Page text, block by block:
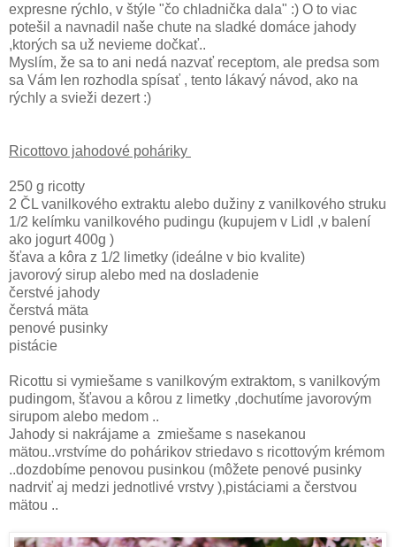
expresne rýchlo, v štýle "čo chladnička dala" :) O to viac
potešil a navnadil naše chute na sladké domáce jahody
,ktorých sa už nevieme dočkať..
Myslím, že sa to ani nedá nazvať receptom, ale predsa som
sa Vám len rozhodla spísať , tento lákavý návod, ako na
rýchly a svieži dezert :)
Ricottovo jahodové poháriky
250 g ricotty
2 ČL vanilkového extraktu alebo dužiny z vanilkového struku
1/2 kelímku vanilkového pudingu (kupujem v Lidl ,v balení
ako jogurt 400g )
šťava a kôra z 1/2 limetky (ideálne v bio kvalite)
javorový sirup alebo med na dosladenie
čerstvé jahody
čerstvá mäta
penové pusinky
pistácie
Ricottu si vymiešame s vanilkovým extraktom, s vanilkovým
pudingom, šťavou a kôrou z limetky ,dochutíme javorovým
sirupom alebo medom ..
Jahody si nakrájame a zmiešame s nasekanou
mätou..vrstvíme do pohárikov striedavo s ricottovým krémom
..dozdobíme penovou pusinkou (môžete penové pusinky
nadrviť aj medzi jednotlivé vrstvy ),pistáciami a čerstvou
mätou ..